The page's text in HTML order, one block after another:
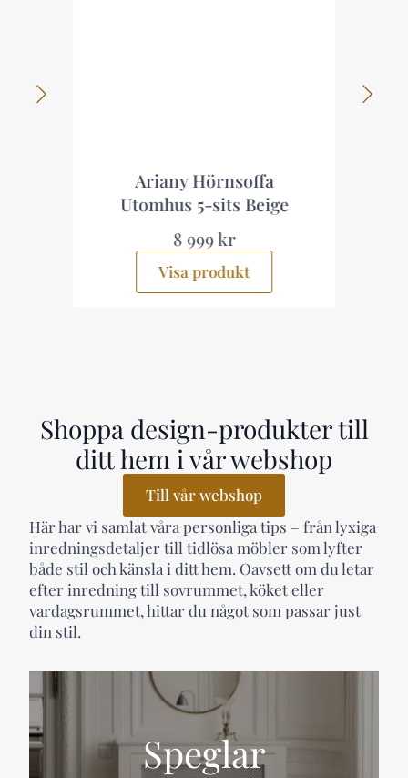
Ariany Hörnsoffa
Utomhus 5-sits Beige
8 999 kr
Visa produkt
Speglar
Shoppa design-produkter till
ditt hem i vår webshop
Till vår webshop
Här har vi samlat våra personliga tips – från lyxiga
inredningsdetaljer till tidlösa möbler som lyfter
både stil och känsla i ditt hem. Oavsett om du letar
efter inredning till sovrummet, köket eller
vardagsrummet, hittar du något som passar just
din stil.